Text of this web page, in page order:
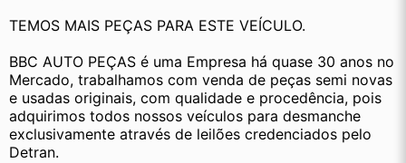
TEMOS MAIS PEÇAS PARA ESTE VEÍCULO.
BBC AUTO PEÇAS é uma Empresa há quase 30 anos no
Mercado, trabalhamos com venda de peças semi novas
e usadas originais, com qualidade e procedência, pois
adquirimos todos nossos veículos para desmanche
exclusivamente através de leilões credenciados pelo
Detran.